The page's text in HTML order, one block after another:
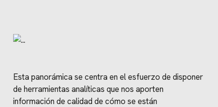
Esta panorámica se centra en el esfuerzo de disponer
de herramientas analíticas que nos aporten
información de calidad de cómo se están